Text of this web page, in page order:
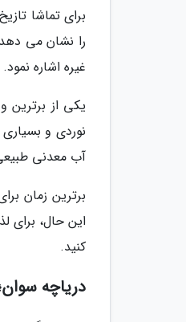
برای تماشا
را نشان می
غیره اشاره نمود.
یکی از برترین
نوردی و بسیاری
آب معدنی
برترین زمان
این حال، برای
کنید.
دریاچه